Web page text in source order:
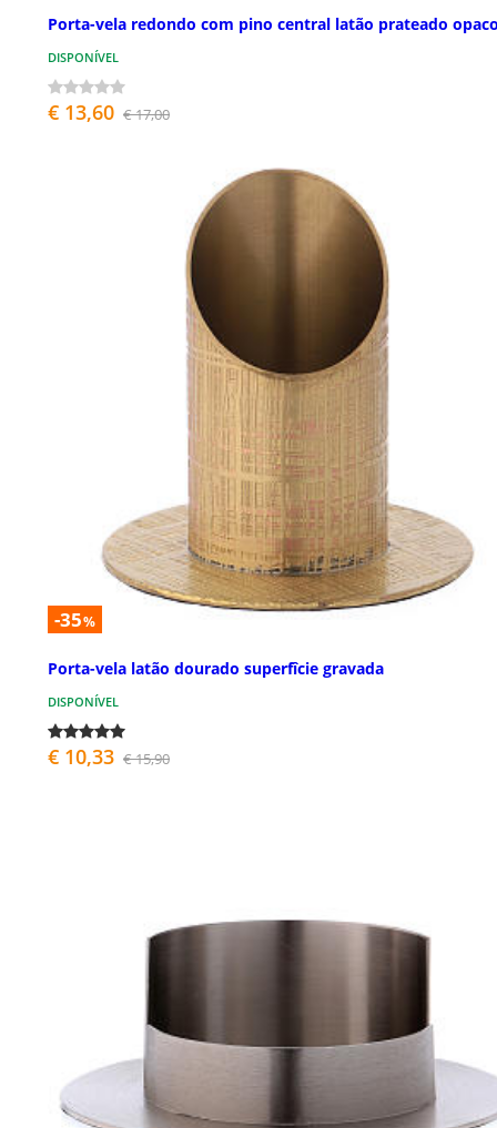
Porta-vela redondo com pino central latão prateado
DISPONÍVEL
€ 13,60 € 17,00
-35%
Porta-vela latão dourado superfîcie gravada
DISPONÍVEL
€ 10,33 € 15,90